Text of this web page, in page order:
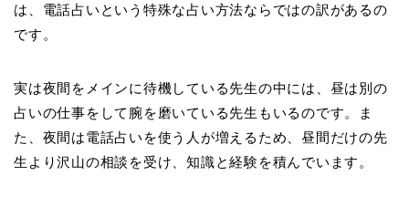
は、電話占いという特殊な占い方法ならではの訳があるの
です。
実は夜間をメインに待機している先生の中には、昼は別の
占いの仕事をして腕を磨いている先生もいるのです。ま
た、夜間は電話占いを使う人が増えるため、昼間だけの先
生より沢山の相談を受け、知識と経験を積んでいます。